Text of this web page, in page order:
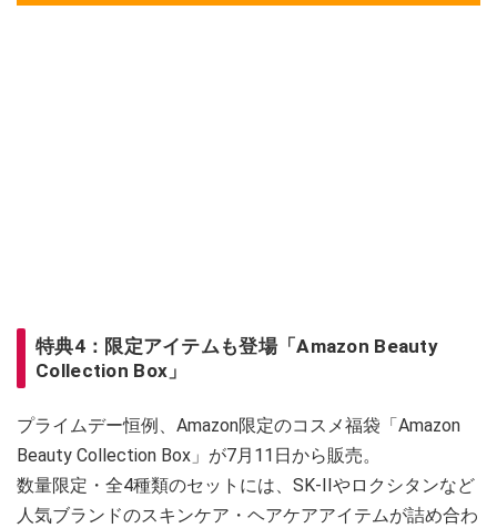
特典4：限定アイテムも登場「Amazon Beauty
Collection Box」
プライムデー恒例、Amazon限定のコスメ福袋「Amazon
Beauty Collection Box」が7月11日から販売。
数量限定・全4種類のセットには、SK-IIやロクシタンなど
人気ブランドのスキンケア・ヘアケアアイテムが詰め合わ